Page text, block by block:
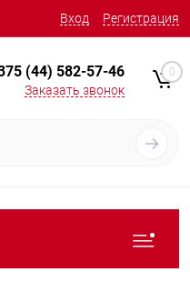
Вход Регистрация
(44) 582-57-46
Заказать звонок
0